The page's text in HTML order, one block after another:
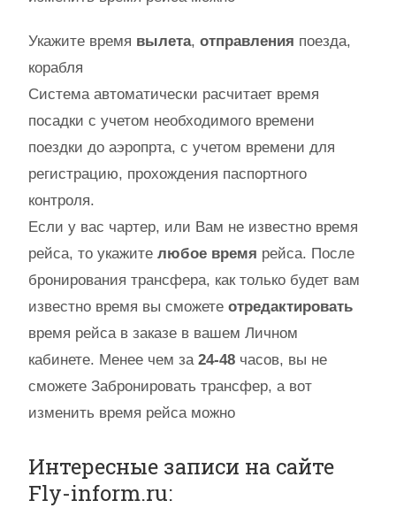
Укажите время вылета, отправления поезда,
корабля
Система автоматически расчитает время
посадки с учетом необходимого времени
поездки до аэропрта, с учетом времени для
регистрацию, прохождения паспортного
контроля.
Если у вас чартер, или Вам не известно время
рейса, то укажите любое время рейса. После
бронирования трансфера, как только будет вам
известно время вы сможете отредактировать
время рейса в заказе в вашем Личном
кабинете. Менее чем за 24-48 часов, вы не
сможете Забронировать трансфер, а вот
изменить время рейса можно
Интересные записи на сайте
Fly-inform.ru: